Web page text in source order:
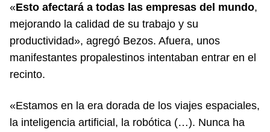
«Esto afectará a todas las empresas del mundo,
mejorando la calidad de su trabajo y su
productividad», agregó Bezos. Afuera, unos
manifestantes propalestinos intentaban entrar en el
recinto.
«Estamos en la era dorada de los viajes espaciales,
la inteligencia artificial, la robótica (…). Nunca ha